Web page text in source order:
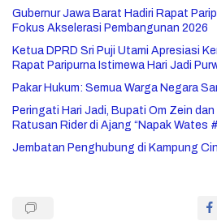
Gubernur Jawa Barat Hadiri Rapat
Fokus Akselerasi Pembangunan 2026
Ketua DPRD Sri Puji Utami Apresiasi
Rapat Paripurna Istimewa Hari Jadi
Pakar Hukum: Semua Warga Negara
Peringati Hari Jadi, Bupati Om Zein
Ratusan Rider di Ajang “Napak Wates
Jembatan Penghubung di Kampung